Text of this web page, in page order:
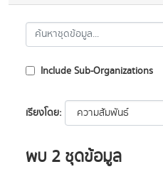
Include Sub-Organizations
เรียงโดย
พบ 2 ชุดข้อมูล